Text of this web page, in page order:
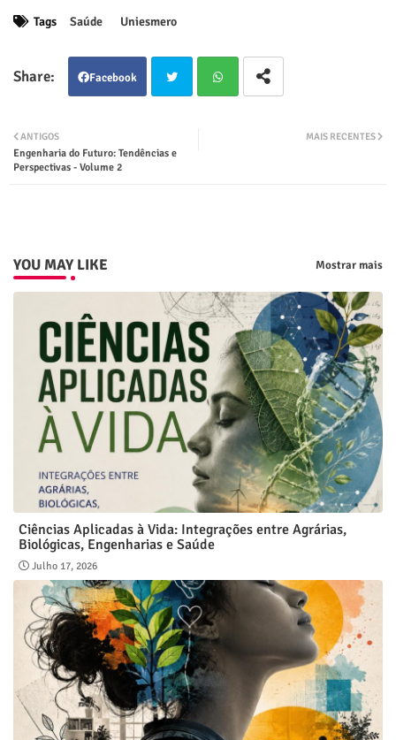
Tags Saúde Uniesmero
Facebook
ter
MAIS RECENTES
ANTIGOS
Engenharia do Futuro: Tendências e
Perspectivas - Volume 2
YOU MAY LIKE Mostrar mais
Ciências Aplicadas à Vida: Integrações entre Agrárias,
Biológicas, Engenharias e Saúde
Julho 17, 2026